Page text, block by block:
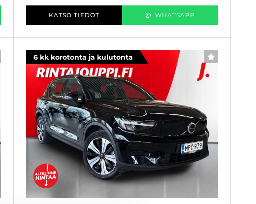
KATSO TIEDOT WHATSAPP
6 kk korotonta ja kulutonta SUOSIKKI